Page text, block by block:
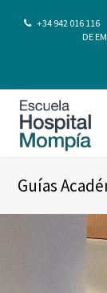
+34 942 016 116
DE
Guías